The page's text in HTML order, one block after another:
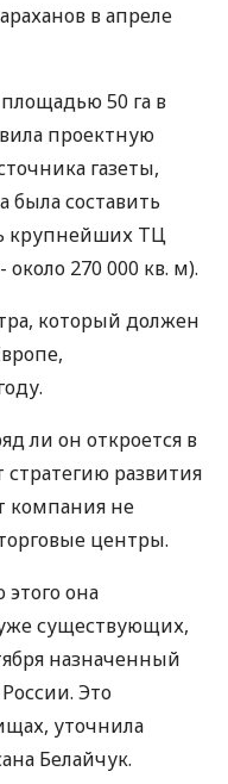
в апреле
50 га в
проектную
газеты,
составить
крупнейших ТЦ
270 000 кв. м).
который должен
ли он откроется в
развития
компания не
центры.
она
существующих,
назначенный
Это
уточнила
Белайчук.